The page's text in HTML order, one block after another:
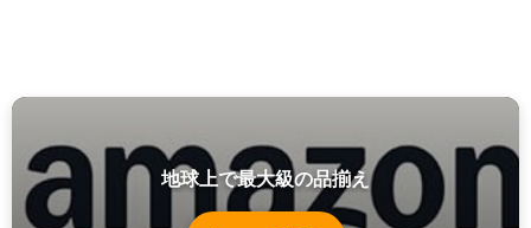
地球上で最大級の品揃え